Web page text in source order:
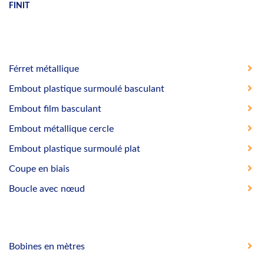
FINIT
Férret métallique
Embout plastique surmoulé basculant
Embout film basculant
Embout métallique cercle
Embout plastique surmoulé plat
Coupe en biais
Boucle avec nœud
Bobines en mètres